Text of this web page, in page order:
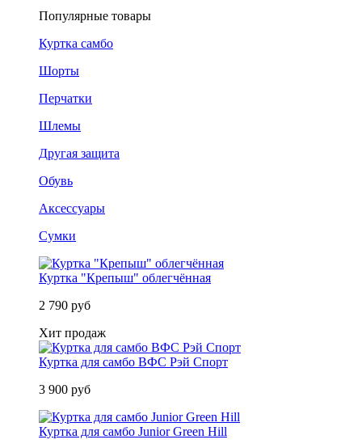
Популярные товары
Куртка самбо
Шорты
Перчатки
Шлемы
Другая защита
Обувь
Аксессуары
Сумки
Куртка "Крепыш" облегчённая
2 790 руб
Хит продаж
Куртка для самбо ВФС Рэй Спорт
3 900 руб
Куртка для самбо Junior Green Hill